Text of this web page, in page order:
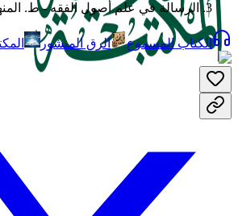
الرسالة في علم أصول الفقه - ط.
الكتاب المسموع الرق المنشور